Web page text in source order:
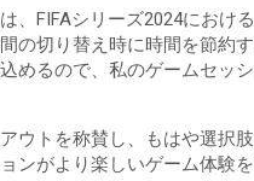
、FIFAシリーズ2024におけ
の切り替え時に時間を節約
めるので、私のゲームセッ
ウトを称賛し、もはや選択
ンがより楽しいゲーム体験